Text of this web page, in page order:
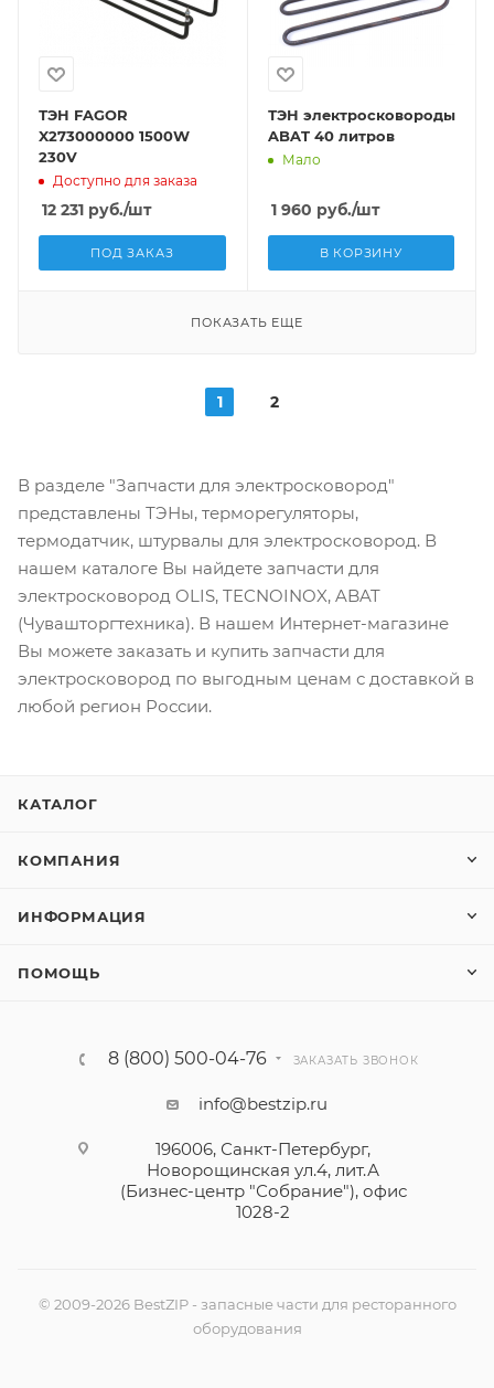
ТЭН FAGOR
X273000000 1500W
230V
Доступно для заказа
12 231 руб./шт
ПОД ЗАКАЗ
ТЭН электросковороды
ABAT 40 литров
Мало
1 960 руб./шт
В КОРЗИНУ
ПОКАЗАТЬ ЕЩЕ
1 2
В разделе "Запчасти для электросковород"
представлены ТЭНы, терморегуляторы,
термодатчик, штурвалы для электросковород. В
нашем каталоге Вы найдете запчасти для
электросковород OLIS, TECNOINOX, ABAT
(Чувашторгтехника). В нашем Интернет-магазине
Вы можете заказать и купить запчасти для
электросковород по выгодным ценам с доставкой в
любой регион России.
КАТАЛОГ
КОМПАНИЯ
ИНФОРМАЦИЯ
ПОМОЩЬ
8 (800) 500-04-76 ЗАКАЗАТЬ ЗВОНОК
info@bestzip.ru
196006, Санкт-Петербург,
Новорощинская ул.4, лит.А
(Бизнес-центр "Собрание"), офис
1028-2
© 2009-2026 BestZIP - запасные части для ресторанного
оборудования